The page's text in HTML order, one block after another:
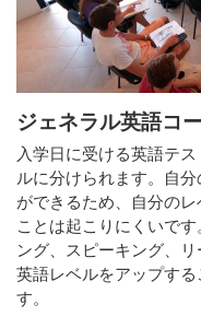
ジェネラル英語コ
入学日に受ける英語テ
ルに分けられます。自
ができるため、自分の
ことは起こりにくいで
ング、スピーキング、
英語レベルをアップす
す。